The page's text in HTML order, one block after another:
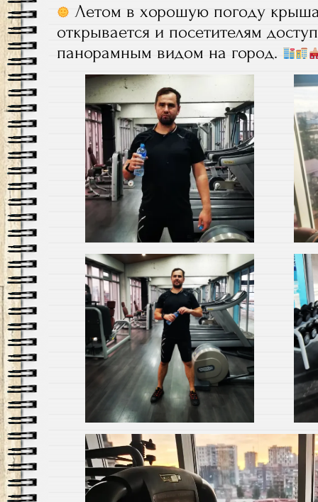
Летом в хорошую погоду
открывается и посетителям
панорамным видом на город.